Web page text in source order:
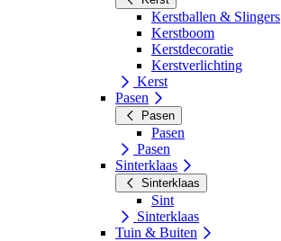
Kerstballen & Slingers
Kerstboom
Kerstdecoratie
Kerstverlichting
Kerst
Pasen
Pasen
Pasen
Pasen
Sinterklaas
Sinterklaas
Sint
Sinterklaas
Tuin & Buiten